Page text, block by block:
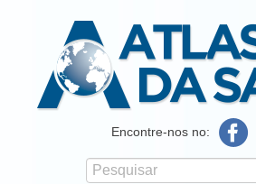
Atlas da SaúdeEncontre-nos no:
Formulário de procura
Pesquisar